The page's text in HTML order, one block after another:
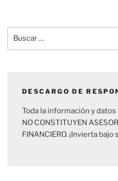
por:
DESCARGO DE
Toda la información y
NO CONSTITUYEN
FINANCIERO. ¡Invierta